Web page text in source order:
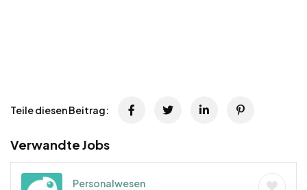
Teile diesen Beitrag:
Verwandte Jobs
Personalwesen